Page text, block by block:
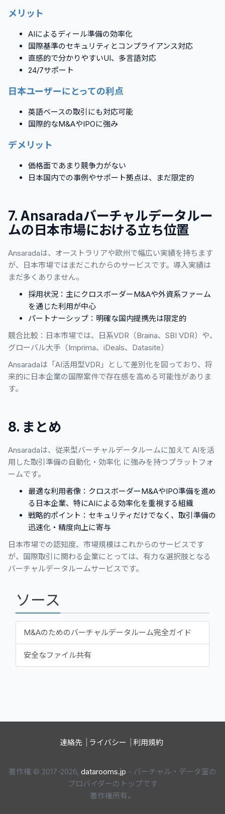
メリット
AIによるディール準備の効率化
国際基準のセキュリティとコンプライアンス対応
直感的で分かりやすいUI、多言語対応
24/7サポート
日本ユーザーにとっての利点
英語ベースの取引にも対応可能
国際的なM&AやIPOに強み
デメリット
価格面であまり競争力がない
日本国内での事例やサポート拠点は、まだ限定的
7. Ansaradaバーチャルデータルー
ムの日本市場における立ち位置
Ansaradaは、オーストラリアや欧州で幅広い実績を持ちます
が、日本市場ではまだこれからのサービスです。導入実績は
まだ多くありません。
採用状況：主にクロスボーダーM&Aや外資系ファーム
を通じた利用が中心
パートナーシップ：明確な国内提携先は限定的
競合比較：日本市場では、日系VDR（Braina、SBI VDR）や、
グローバル大手（Imprima、iDeals、Datasite）
Ansaradaは「AI活用型VDR」として差別化を図っており、将
来的に日本企業の国際案件で存在感を高める可能性がありま
す。
8. まとめ
Ansaradaは、従来型バーチャルデータルームに加えて AIを活
用した取引準備の自動化・効率化 に強みを持つプラットフォ
ームです。
最適な利用者像：クロスボーダーM&AやIPO準備を進め
る日本企業、特にAIによる効率化を重視する組織
戦略的ポイント：セキュリティだけでなく、取引準備の
迅速化・精度向上に寄与
日本市場での認知度、市場規模はこれからのサービスです
が、国際取引に関わる企業にとっては、有力な選択肢となる
バーチャルデータルームサービスです。
ソース
M&Aのためのバーチャルデータルーム完全ガイド
安全なファイル共有
連絡先 ライバシー 利用規約
著作権 © 2017-2026, datarooms.jp - バーチャル・データ室の
プロバイダーのトップです
著作権所有。